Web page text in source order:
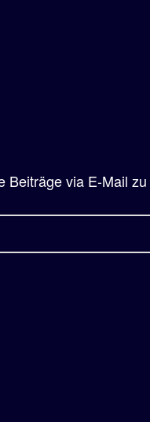
Beiträge via E-Mail